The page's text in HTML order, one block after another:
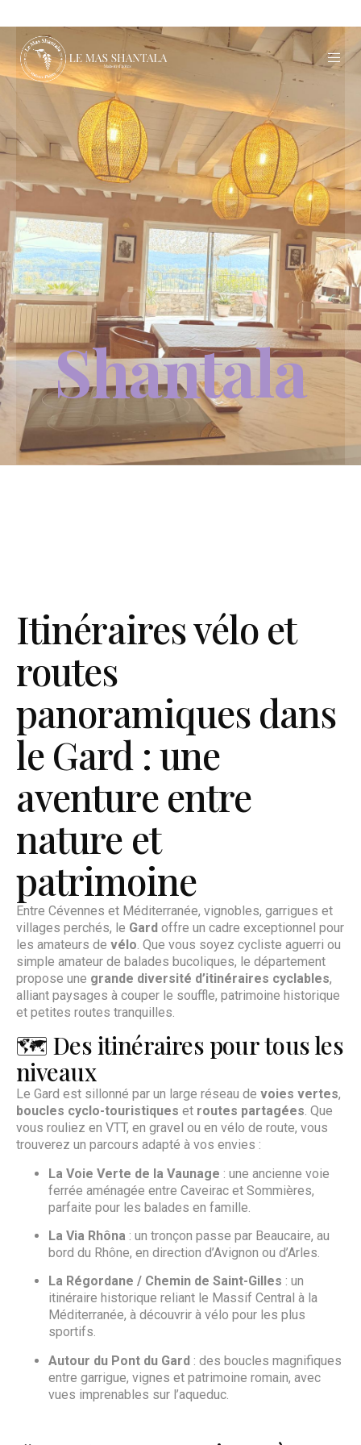
Le Mas
Shantala
Itinéraires vélo et
routes
panoramiques dans
le Gard : une
aventure entre
nature et
patrimoine
Entre Cévennes et Méditerranée, vignobles, garrigues et
villages perchés, le Gard offre un cadre exceptionnel pour
les amateurs de vélo . Que vous soyez cycliste aguerri ou
simple amateur de balades bucoliques, le département
propose une grande diversité d’itinéraires cyclables,
alliant paysages à couper le souffle, patrimoine historique
et petites routes tranquilles.
🗺️ Des itinéraires pour tous les
niveaux
Le Gard est sillonné par un large réseau de voies vertes,
boucles cyclo-touristiques et routes partagées. Que
vous rouliez en VTT, en gravel ou en vélo de route, vous
trouverez un parcours adapté à vos envies :
La Voie Verte de la Vaunage : une ancienne voie
ferrée aménagée entre Caveirac et Sommières,
parfaite pour les balades en famille.
La Via Rhôna : un tronçon passe par Beaucaire, au
bord du Rhône, en direction d’Avignon ou d’Arles.
La Régordane / Chemin de Saint-Gilles : un
itinéraire historique reliant le Massif Central à la
Méditerranée, à découvrir à vélo pour les plus
sportifs.
Autour du Pont du Gard : des boucles magnifiques
entre garrigue, vignes et patrimoine romain, avec
vues imprenables sur l’aqueduc.